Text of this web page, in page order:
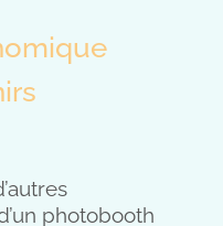
photobooth